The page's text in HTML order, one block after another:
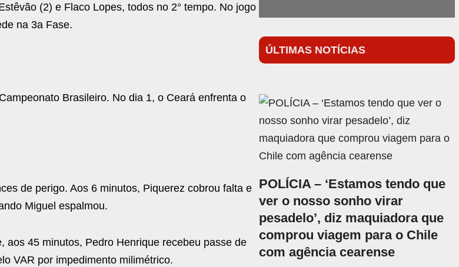
(2) e Flaco Lopes, todos no 2° tempo. No jogo
na 3a Fase.
Brasileiro. No dia 1, o Ceará enfrenta o
de perigo. Aos 6 minutos, Piquerez cobrou falta e
Miguel espalmou.
aos 45 minutos, Pedro Henrique recebeu passe de
VAR por impedimento milimétrico.
ÚLTIMAS NOTÍCIAS
POLÍCIA – ‘Estamos tendo que
ver o nosso sonho virar
pesadelo’, diz maquiadora que
comprou viagem para o Chile
com agência cearense